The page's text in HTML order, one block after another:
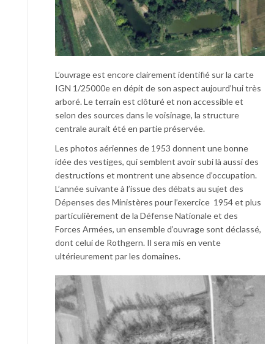
L’ouvrage est encore clairement identifié sur la carte
IGN 1/25000e en dépit de son aspect aujourd’hui très
arboré. Le terrain est clôturé et non accessible et
selon des sources dans le voisinage, la structure
centrale aurait été en partie préservée.
Les photos aériennes de 1953 donnent une bonne
idée des vestiges, qui semblent avoir subi là aussi des
destructions et montrent une absence d’occupation.
L’année suivante à l’issue des débats au sujet des
Dépenses des Ministères pour l’exercice 1954 et plus
particulièrement de la Défense Nationale et des
Forces Armées, un ensemble d’ouvrage sont déclassé,
dont celui de Rothgern. Il sera mis en vente
ultérieurement par les domaines.